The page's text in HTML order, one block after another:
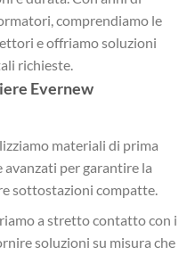
comprendiamo le
e offriamo soluzioni
richieste.
Evernew
materiali di prima
per garantire la
sottostazioni compatte.
a stretto contatto con i
soluzioni su misura che